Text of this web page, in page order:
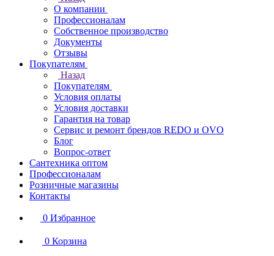
О компании
Профессионалам
Собственное производство
Документы
Отзывы
Покупателям
Назад
Покупателям
Условия оплаты
Условия доставки
Гарантия на товар
Сервис и ремонт брендов REDO и OVO
Блог
Вопрос-ответ
Сантехника оптом
Профессионалам
Розничные магазины
Контакты
0 Избранное
0 Корзина